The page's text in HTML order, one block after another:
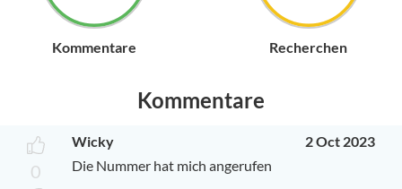
Kommentare Recherchen
Kommentare
0
Wicky
2 Oct 2023
Die Nummer hat mich angerufen